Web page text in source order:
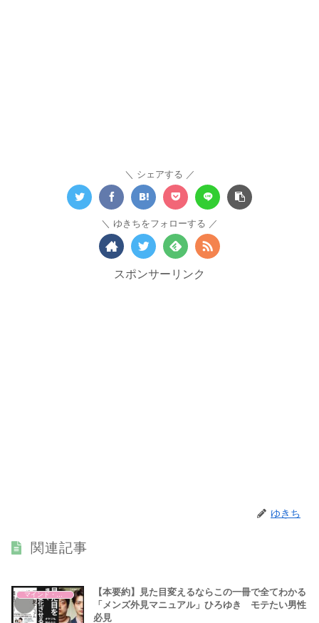
シェアする
ゆきちをフォローする
スポンサーリンク
ゆきち
関連記事
マインド・哲学
【本要約】見た目変えるならこの一冊で全てわかる
「メンズ外見マニュアル」ひろゆき モテたい男性
必見